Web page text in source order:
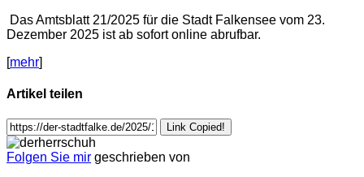
Das Amtsblatt 21/2025 für die Stadt Falkensee vom 23.
Dezember 2025 ist ab sofort online abrufbar.
[mehr]
Artikel teilen
Link Copied!
Folgen Sie mir geschrieben von